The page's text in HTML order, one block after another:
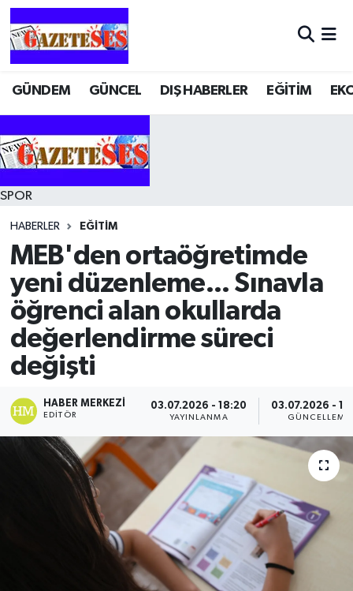
GÜNDEM GÜNCEL DIŞ HABERLER EĞİTİM
SPOR
HABERLER EĞİTİM
MEB'den ortaöğretimde
yeni düzenleme... Sınavla
öğrenci alan okullarda
değerlendirme süreci
değişti
HABER MERKEZI
EDITÖR
03.07.2026 - 18:20
YAYINLANMA
03.07.2026 -
GÜNCELLEME